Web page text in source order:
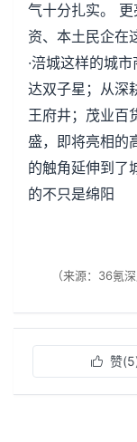
气十分扎实。
资、本土民企在
·涪城这样的城
达双子星；从深
王府井；茂业百
盛，即将亮相的
的触角延伸到了
的不只是绵阳
（来源：36氪
 赞(5